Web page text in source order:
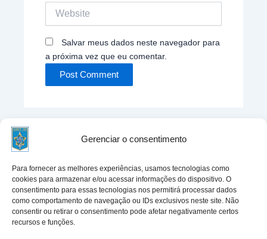
Gerenciar o consentimento
Para fornecer as melhores experiências, usamos tecnologias como
cookies para armazenar e/ou acessar informações do dispositivo. O
consentimento para essas tecnologias nos permitirá processar dados
como comportamento de navegação ou IDs exclusivos neste site. Não
consentir ou retirar o consentimento pode afetar negativamente certos
recursos e funções.
Salvar meus dados neste navegador para
a próxima vez que eu comentar.
Entre em contato:
Rua Ten Cel Correia Lima 140, Menino Deus, Porto
Alegre, RS, CEP 90850-250